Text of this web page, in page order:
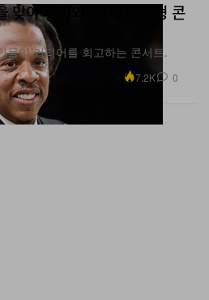
맞아 파리와 LA에서 대형 콘
물의 커리어를 회고하는 콘서트.
7.2K 0